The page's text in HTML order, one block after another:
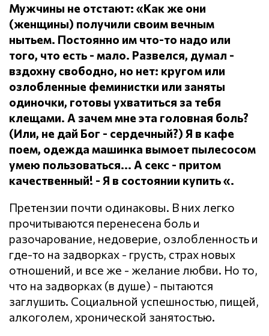
Мужчины не отстают: «Как же они
(женщины) получили своим вечным
нытьем. Постоянно им что-то надо или
того, что есть - мало. Развелся, думал -
вздохну свободно, но нет: кругом или
озлобленные феминистки или заняты
одиночки, готовы ухватиться за тебя
клещами. А зачем мне эта головная боль?
(Или, не дай Бог - сердечный?) Я в кафе
поем, одежда машинка вымоет пылесосом
умею пользоваться... А секс - притом
качественный! - Я в состоянии купить «.
Претензии почти одинаковы. В них легко
прочитываются перенесена боль и
разочарование, недоверие, озлобленность и
где-то на задворках - грусть, страх новых
отношений, и все же - желание любви. Но то,
что на задворках (в душе) - пытаются
заглушить. Социальной успешностью, пищей,
алкоголем, хронической занятостью.